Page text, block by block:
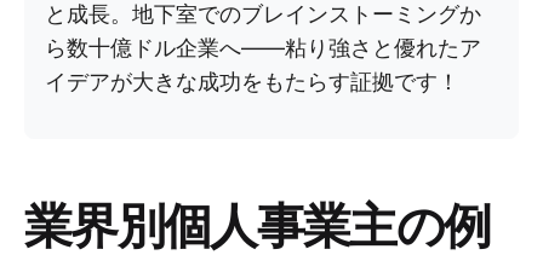
と成長。地下室でのブレインストーミングか
ら数十億ドル企業へ——粘り強さと優れたア
イデアが大きな成功をもたらす証拠です！
業界別個人事業主の例